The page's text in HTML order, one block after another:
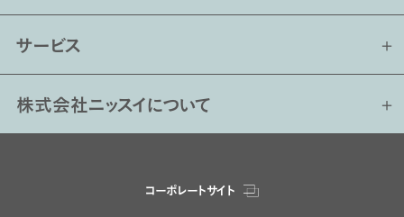
サービス
株式会社ニッスイについて
コーポレートサイト